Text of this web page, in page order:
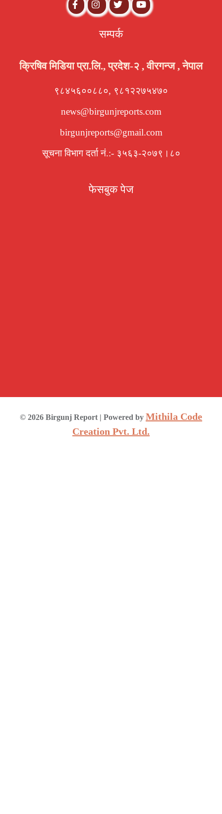
सम्पर्क
क्रिषिव मिडिया प्रा.लि., प्रदेश-२ , वीरगन्ज , नेपाल
९८४५६००८८०, ९८१२२७५४७०
news@birgunjreports.com
birgunjreports@gmail.com
सूचना विभाग दर्ता नं.:- ३५६३-२०७९।८०
फेसबुक पेज
© 2026 Birgunj Report | Powered by Mithila Code
Creation Pvt. Ltd.